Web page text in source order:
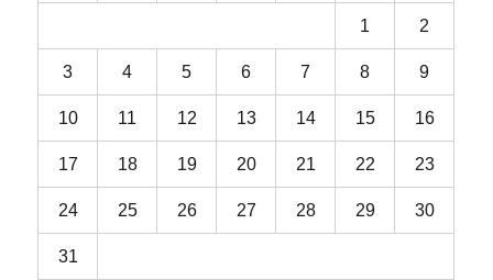
1 2
3 4 5 6 7 8 9
10 11 12 13 14 15 16
17 18 19 20 21 22 23
24 25 26 27 28 29 30
31